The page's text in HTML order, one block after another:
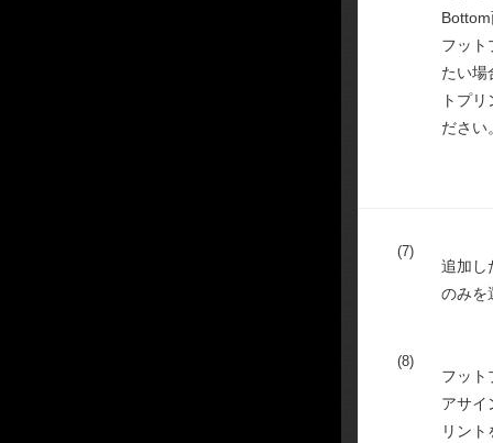
フット
たい場
トプ
ださい
(7)
追加し
のみを
(8)
フット
アサイ
リン